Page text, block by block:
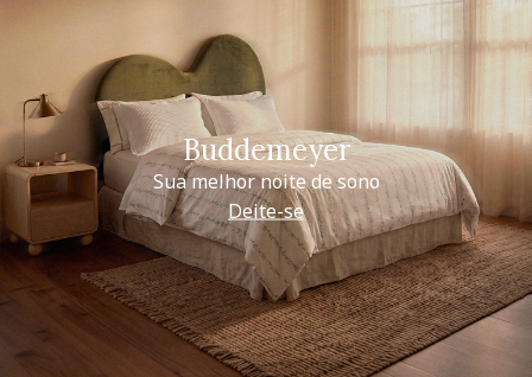
Buddemeyer
Sua melhor noite de sono
Deite-se